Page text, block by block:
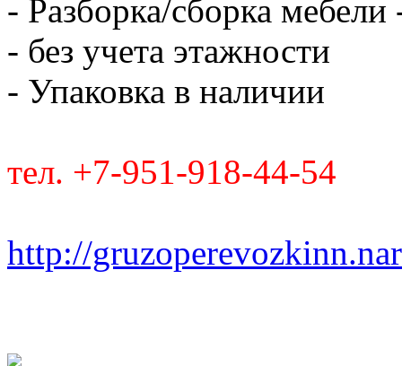
- Разборка/сборка мебели
- без учета этажности
- Упаковка в наличии
тел. +7-951-918-44-54
http://